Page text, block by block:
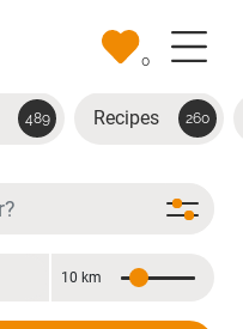
0
489 Recipes 260
Distance
10 km